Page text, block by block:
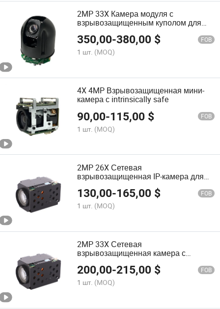
2MP 33X Камера модуля с
взрывозащищенным куполом для
350,00-380,00 $ FOB
1 шт. (MOQ)
4X 4MP Взрывозащищенная мини-
камера с intrinsically safe
90,00-115,00 $ FOB
1 шт. (MOQ)
2MP 26X Сетевая
взрывозащищенная IP-камера для
интеграции в PT-устройство
130,00-165,00 $ FOB
1 шт. (MOQ)
2MP 33X Сетевая
взрывозащищенная камера с
модулем IP, безопасная по
внутренним стандартам Zoom
200,00-215,00 $ FOB
1 шт. (MOQ)